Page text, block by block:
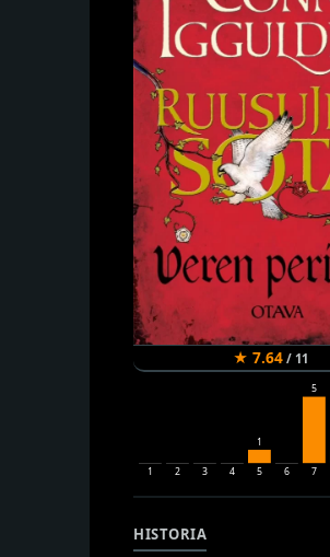
★ 7.64/ 11
1 2 3 4
1
5 6
5
7
HISTORIA